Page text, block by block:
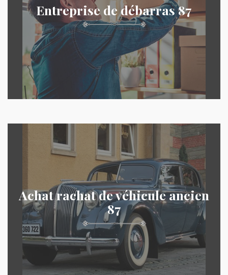
Entreprise de débarras 87
Achat rachat de véhicule ancien
87